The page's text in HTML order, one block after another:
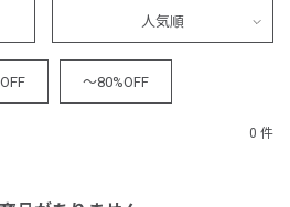
人気順
～80%OFF
0 件